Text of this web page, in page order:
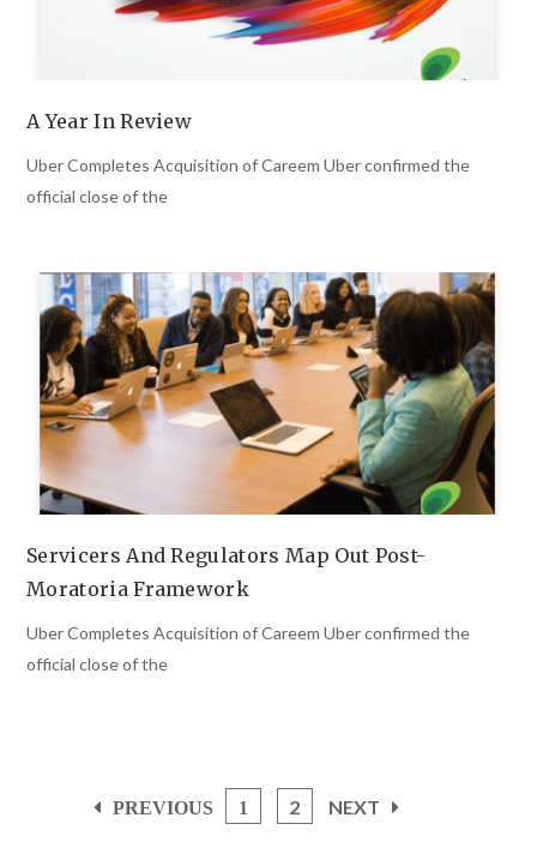
A Year In Review
Uber Completes Acquisition of Careem Uber confirmed the
official close of the
Servicers And Regulators Map Out Post-
Moratoria Framework
Uber Completes Acquisition of Careem Uber confirmed the
official close of the
 PREVIOUS 1 2 NEXT 